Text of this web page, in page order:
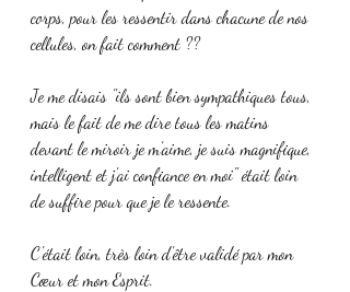
corps, pour les ressentir dans chacune de nos
cellules, on fait comment ??
Je me disais "ils sont bien sympathiques tous,
mais le fait de me dire tous les matins
devant le miroir je m'aime, je suis magnifique,
intelligent et j'ai confiance en moi" était loin
de suffire pour que je le ressente.
C'était loin, très loin d'être validé par mon
Cœur et mon Esprit.